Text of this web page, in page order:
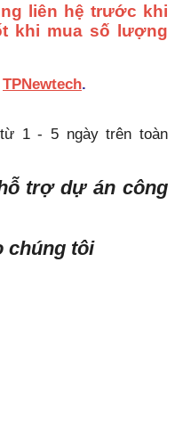
liên hệ trước khi
khi mua số lượng
TPNewtech.
1 - 5 ngày trên toàn
trợ dự án công
chúng tôi